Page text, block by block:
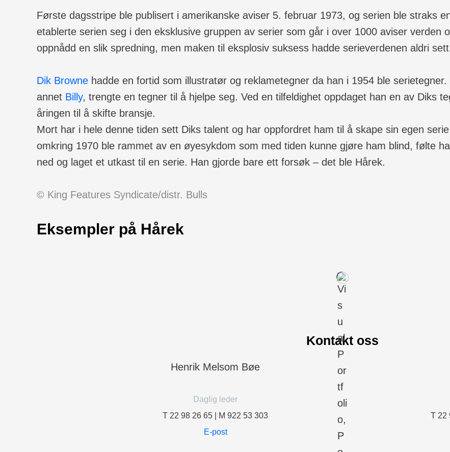
Første dagsstripe ble publisert i amerikanske aviser 5. februar 1973, og serien ble straks
etablerte serien seg i den eksklusive gruppen av serier som går i over 1000 aviser verden
oppnådd en slik spredning, men maken til eksplosiv suksess hadde serieverdenen aldri
Dik Browne hadde en fortid som illustratør og reklametegner da han i 1954 ble
annet Billy, trengte en tegner til å hjelpe seg. Ved en tilfeldighet oppdaget han en av Diks
åringen til å skifte bransje.
Mort har i hele denne tiden sett Diks talent og har oppfordret ham til å skape sin egen
omkring 1970 ble rammet av en øyesykdom som med tiden kunne gjøre ham blind, følte
ned og laget et utkast til en serie. Han gjorde bare ett forsøk – det ble Hårek.
© King Features Syndicate/distr. Bulls
Eksempler på Hårek
Kontakt oss
Henrik Melsom Bøe
Daglig leder
T 22 98 26 65 | M 922 53 303
E-post
T 22